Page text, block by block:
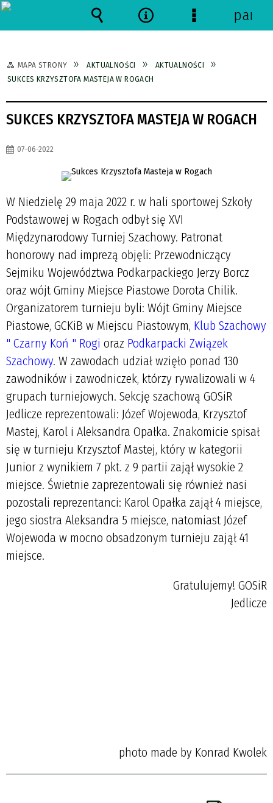
MAPA STRONY AKTUALNOŚCI
AKTUALNOŚCI
SUKCES KRZYSZTOFA MASTEJA W ROGACH
SUKCES KRZYSZTOFA MASTEJA W ROGACH
07-06-2022
W Niedzielę 29 maja 2022 r. w hali sportowej Szkoły
Podstawowej w Rogach odbył się XVI
Międzynarodowy Turniej Szachowy. Patronat
honorowy nad imprezą objęli: Przewodniczący
Sejmiku Województwa Podkarpackiego Jerzy Borcz
oraz wójt Gminy Miejsce Piastowe Dorota Chilik.
Organizatorem turnieju byli: Wójt Gminy Miejsce
Piastowe, GCKiB w Miejscu Piastowym, Klub Szachowy
" Czarny Koń " Rogi oraz Podkarpacki Związek
Szachowy. W zawodach udział wzięło ponad 130
zawodników i zawodniczek, którzy rywalizowali w 4
grupach turniejowych. Sekcję szachową GOSiR
Jedlicze reprezentowali: Józef Wojewoda, Krzysztof
Mastej, Karol i Aleksandra Opałka. Znakomicie spisał
się w turnieju Krzysztof Mastej, który w kategorii
Junior z wynikiem 7 pkt. z 9 partii zajął wysokie 2
miejsce. Świetnie zaprezentowali się również nasi
pozostali reprezentanci: Karol Opałka zajął 4 miejsce,
jego siostra Aleksandra 5 miejsce, natomiast Józef
Wojewoda w mocno obsadzonym turnieju zajął 41
miejsce.
Gratulujemy! GOSiR
Jedlicze
photo made by Konrad Kwolek
Wyszukiwarka
NarzędziaMenu
panel